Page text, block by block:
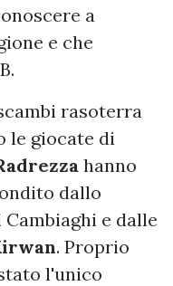
a
e che
rasoterra
le giocate di
hanno
dallo
e dalle
. Proprio
l'unico